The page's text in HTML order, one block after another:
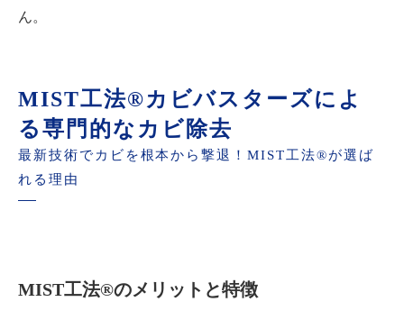
ん。
MIST工法®カビバスターズによ
る専門的なカビ除去
最新技術でカビを根本から撃退！MIST工法®が選ば
れる理由
MIST工法®のメリットと特徴